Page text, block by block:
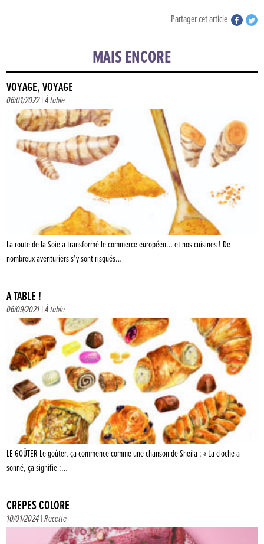
Partager cet article
MAIS ENCORE
VOYAGE, VOYAGE
06/01/2022 |À table
La route de la Soie a transformé le commerce européen… et nos cuisines ! De
nombreux aventuriers s’y sont risqués…
À TABLE !
06/09/2021 |À table
LE GOÛTER Le goûter, ça commence comme une chanson de Sheila : « La cloche a
sonné, ça signifie :…
CRÊPES COLORÉ
10/01/2024 |Recette